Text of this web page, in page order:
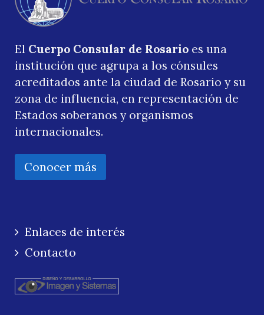
El Cuerpo Consular de Rosario es una
institución que agrupa a los cónsules
acreditados ante la ciudad de Rosario y su
zona de influencia, en representación de
Estados soberanos y organismos
internacionales.
Conocer más
Enlaces de interés
Contacto